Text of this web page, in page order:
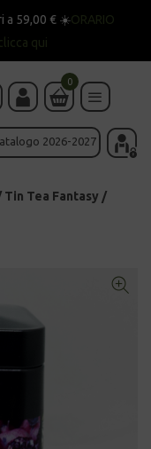
a 59,00 € ☀️ORARIO
qui
2026-2027
0
Tin Tea Fantasy /